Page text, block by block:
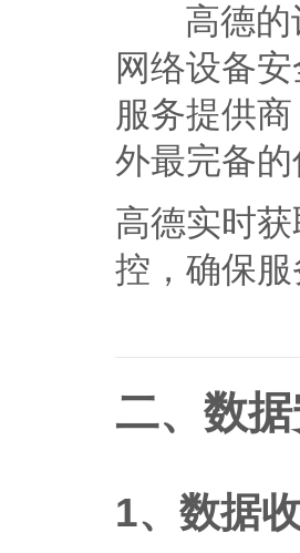
交通
查询
高级
高级
高德的计
网络设备
服务提供
外最完备
高德实时
控，确保
二、数
1、数据